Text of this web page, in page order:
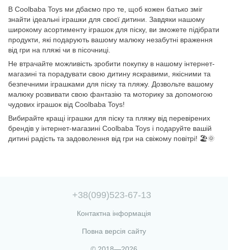
В Coolbaba Toys ми дбаємо про те, щоб кожен батько зміг
знайти ідеальні іграшки для своєї дитини. Завдяки нашому
широкому асортименту іграшок для піску, ви зможете підібрати
продукти, які подарують вашому малюку незабутні враження
від гри на пляжі чи в пісочниці.
Не втрачайте можливість зробити покупку в нашому інтернет-
магазині та порадувати свою дитину яскравими, якісними та
безпечними іграшками для піску та пляжу. Дозвольте вашому
малюку розвивати свою фантазію та моторику за допомогою
чудових іграшок від Coolbaba Toys!
Вибирайте кращі іграшки для піску та пляжу від перевірених
брендів у інтернет-магазині Coolbaba Toys і подаруйте вашій
дитині радість та задоволення від гри на свіжому повітрі! 🏖️🌞
+38(099)523-67-13
Контактна інформація
Повна версія сайту